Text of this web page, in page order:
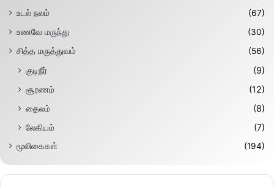
உடல் நலம்
(67)
உணவே மருந்து
(30)
சித்த மருத்துவம்
(56)
குடிநீர்
(9)
சூரணம்
(12)
தைலம்
(8)
லேகியம்
(7)
மூலிகைகள் (194)